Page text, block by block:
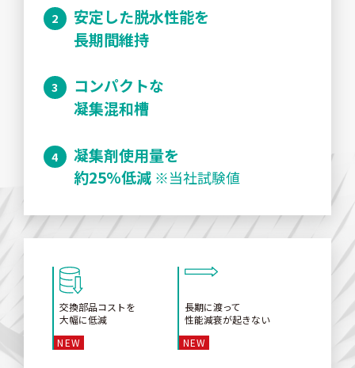
安定した脱水性能を
長期間維持
コンパクトな
凝集混和槽
凝集剤使用量を
約25%低減 ※当社試験値
交換部品コストを
大幅に低減
長期に渡って
性能減衰が起きない